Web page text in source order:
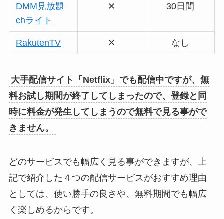
DMM見放題
chライト
✕ 30日間
RakutenTV ✕ なし
大手配信サイト「Netflix」でも配信中ですが、無
料お試し期間が終了してしまったので、登録と同
時に料金が発生してしまうので無料で見る事がで
きません。
どのサービスでも幅広く見る事ができますが、上
記で紹介した４つの配信サービスがおすすめ理由
としては、使い勝手の良さや、無料期間でも幅広
く楽しめるからです。